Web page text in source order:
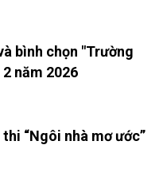
bình chọn "Trường
năm 2026
“Ngôi nhà mơ ước”